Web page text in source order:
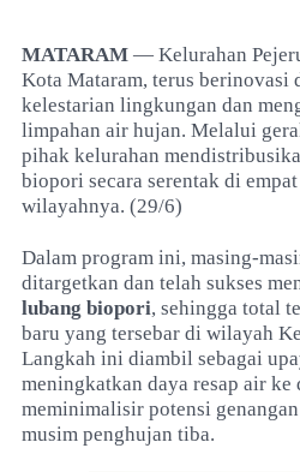
MATARAM — Kelurahan
Kota Mataram, terus berinovasi
kelestarian lingkungan dan
limpahan air hujan. Melalui
pihak kelurahan
biopori secara serentak di
wilayahnya. (29/6)
Dalam program ini, masing-
ditargetkan dan telah sukses
lubang biopori, sehingga total
baru yang tersebar di wilayah
Langkah ini diambil sebagai
meningkatkan daya resap air ke
meminimalisir potensi
musim penghujan tiba.